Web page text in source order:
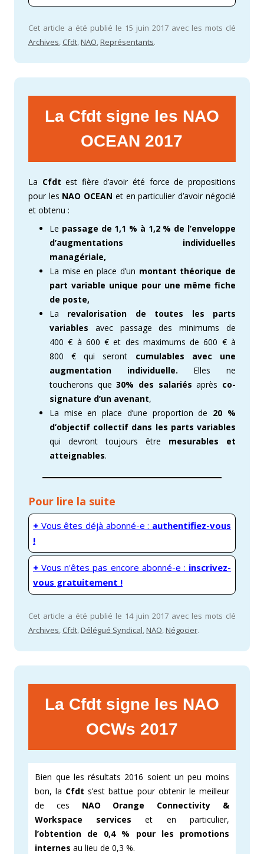
Cet article a été publié le 15 juin 2017 avec les mots clé
Archives Cfdt NAO Représentants.
La Cfdt signe les NAO
OCEAN 2017
La Cfdt est fière d’avoir été force de propositions
pour les NAO OCEAN et en particulier d’avoir négocié
et obtenu :
Le passage de 1,1 % à 1,2 % de l’enveloppe
d’augmentations individuelles
managériale,
La mise en place d’un montant théorique de
part variable unique pour une même fiche
de poste,
La revalorisation de toutes les parts
variables avec passage des minimums de
400 € à 600 € et des maximums de 600 € à
800 € qui seront cumulables avec une
augmentation individuelle. Elles ne
toucherons que30% des salariésaprès co-
signature d’un avenant,
La mise en place d’une proportion de 20 %
d’objectif collectif dans les parts variables
qui devront toujours être mesurables et
atteignables.
Pour lire la suite
+ Vous êtes déjà abonné-e : authentifiez-vous
!
+ Vous n'êtes pas encore abonné-e : inscrivez-
vous gratuitement !
Cet article a été publié le 14 juin 2017 avec les mots clé
Archives, Cfdt,Délégué Syndical,NAO,Négocier.
La Cfdt signe les NAO
OCWs 2017
Bien que les résultats 2016 soient un peu moins
bon, la Cfdt s’est battue pour obtenir le meilleur
de ces NAO
Orange Connectivity &
Workspace serviceset en particulier,
l’obtention de 0,4 % pour les promotions
internes au lieu de 0,3 %.